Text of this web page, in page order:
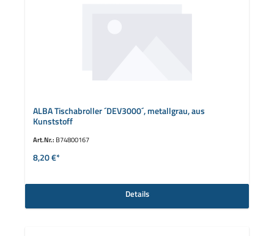
ALBA Tischabroller ´DEV3000´, metallgrau, aus
Kunststoff
Art.Nr.: B74800167
8,20 €*
Details